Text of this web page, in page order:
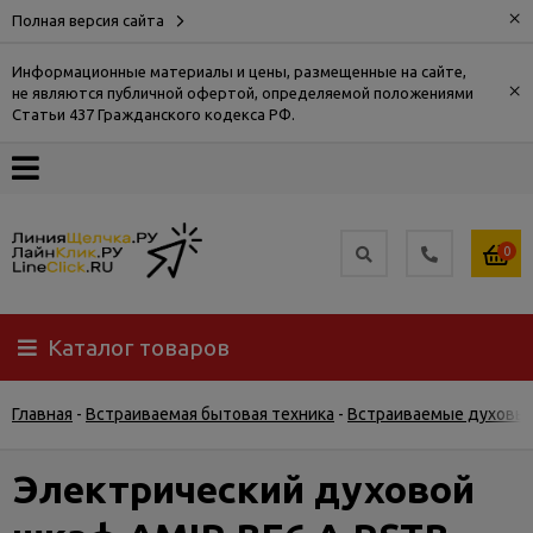
Полная версия сайта ×
Информационные материалы и цены, размещенные на сайте,
не являются публичной офертой, определяемой положениями
Статьи 437 Гражданского кодекса РФ.
×
О
Доставка
Самовывоз
Гарантия
возврат
0
Каталог товаров
Главная - Встраиваемая бытовая техника - Встраиваемые
Электрический духовой